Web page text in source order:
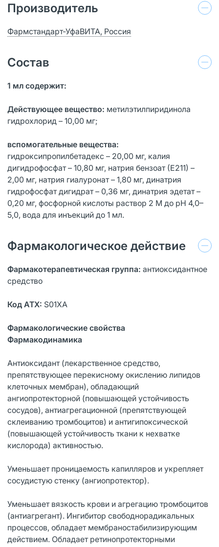
Производитель
Фармстандарт-УфаВИТА, Россия
Состав
1 мл содержит:
Действующее вещество: метилэтилпиридинола
гидрохлорид – 10,00 мг;
вспомогательные вещества:
гидроксипропилбетадекс – 20,00 мг, калия
дигидрофосфат – 10,80 мг, натрия бензоат (Е211) –
2,00 мг, натрия гиалуронат – 1,80 мг, динатрия
гидрофосфат дигидрат – 0,36 мг, динатрия эдетат –
0,20 мг, фосфорной кислоты раствор 2 М до рН 4,0–
5,0, вода для инъекций до 1 мл.
Фармакологическое действие
Фармакотерапевтическая группа: антиоксидантное
средство
Код АТХ: S01XA
Фармакологические свойства
Фармакодинамика
Антиоксидант (лекарственное средство,
препятствующее перекисному окислению липидов
клеточных мембран), обладающий
ангиопротекторной (повышающей устойчивость
сосудов), антиагрегационной (препятствующей
склеиванию тромбоцитов) и антигипоксической
(повышающей устойчивость ткани к нехватке
кислорода) активностью.
Уменьшает проницаемость капилляров и укрепляет
сосудистую стенку (ангиопротектор).
Уменьшает вязкость крови и агрегацию тромбоцитов
(антиагрегант). Ингибитор свободнорадикальных
процессов, обладает мембраностабилизирующим
действием. Обладает ретинопротекторными